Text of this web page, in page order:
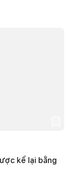
kể lại bằng